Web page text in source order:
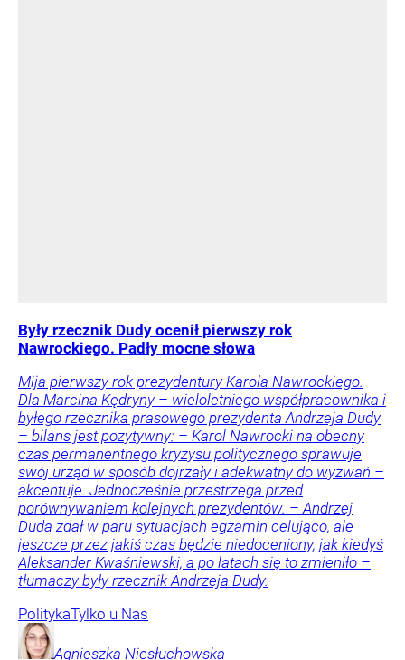
Były rzecznik Dudy ocenił pierwszy rok
Nawrockiego. Padły mocne słowa
Mija pierwszy rok prezydentury Karola Nawrockiego.
Dla Marcina Kędryny – wieloletniego współpracownika i
byłego rzecznika prasowego prezydenta Andrzeja Dudy
– bilans jest pozytywny: – Karol Nawrocki na obecny
czas permanentnego kryzysu politycznego sprawuje
swój urząd w sposób dojrzały i adekwatny do wyzwań –
akcentuje. Jednocześnie przestrzega przed
porównywaniem kolejnych prezydentów. – Andrzej
Duda zdał w paru sytuacjach egzamin celująco, ale
jeszcze przez jakiś czas będzie niedoceniony, jak kiedyś
Aleksander Kwaśniewski, a po latach się to zmieniło –
tłumaczy były rzecznik Andrzeja Dudy.
PolitykaTylko u Nas
Agnieszka Niesłuchowska